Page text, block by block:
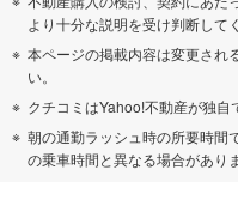
より十分な説明を受け判断して
本ページの掲載内容は変更され
い。
クチコミはYahoo!不動産が独自
朝の通勤ラッシュ時の所要時間
の乗車時間と異なる場合がありま